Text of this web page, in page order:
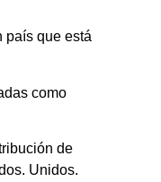
país que está
como
de
Unidos.